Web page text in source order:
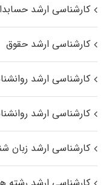
کارشناسی ارشد
کارشناسی ارشد حقوق
کارشناسی ارشد
کارشناسی ارشد
کارشناسی ارشد زبان